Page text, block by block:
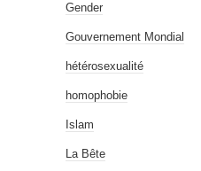
Gender
Gouvernement Mondial
hétérosexualité
homophobie
Islam
La Bête